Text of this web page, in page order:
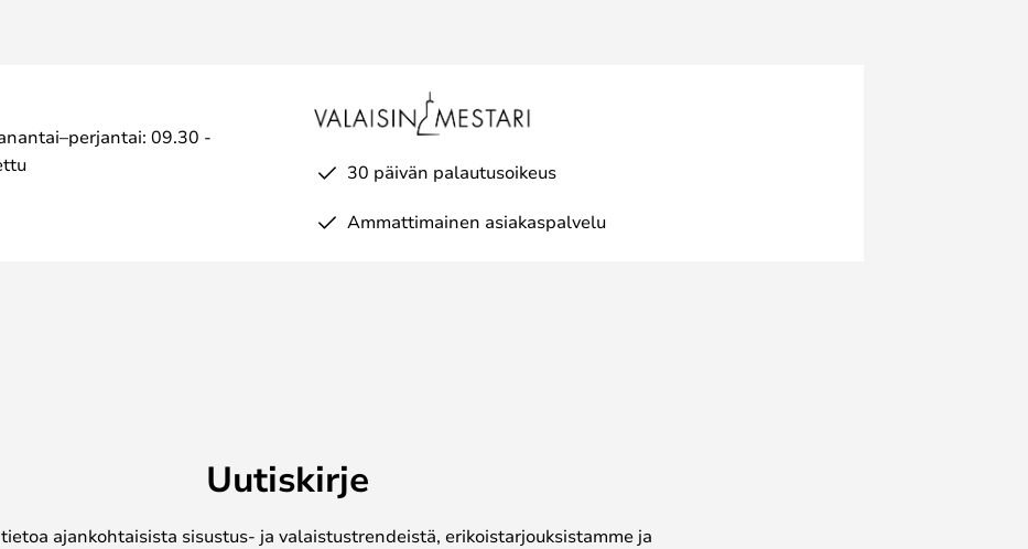
09.30 -
30 päivän palautusoikeus
Ammattimainen asiakaspalvelu
Uutiskirje
ajankohtaisista sisustus- ja valaistustrendeistä, erikoistarjouksistamme ja